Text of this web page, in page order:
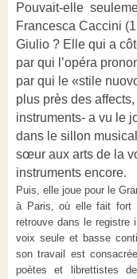
Pouvait-elle
Francesca Caccini
Giulio ? Elle qui a
par qui l’opéra
par qui le «stile
plus près des
instruments- a vu le
dans le sillon
sœur aux arts de la
instruments encore.
Puis, elle joue pour le
à Paris, où elle fait fort
retrouve dans le registre
voix seule et basse
son travail est
poètes et librettistes